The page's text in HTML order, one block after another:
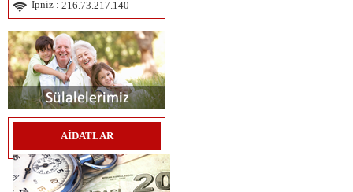
İpniz : 216.73.217.140
AİDATLAR